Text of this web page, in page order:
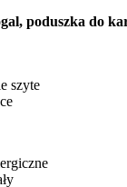
poduszka do
szyte